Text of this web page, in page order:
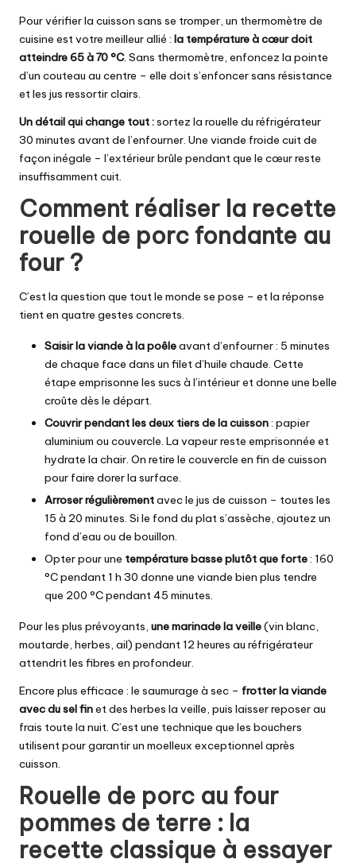
Pour vérifier la cuisson sans se tromper, un thermomètre de
cuisine est votre meilleur allié : la température à cœur doit
atteindre 65 à 70 °C. Sans thermomètre, enfoncez la pointe
d’un couteau au centre – elle doit s’enfoncer sans résistance
et les jus ressortir clairs.
Un détail qui change tout :sortez la rouelle du réfrigérateur
30 minutes avant de l’enfourner. Une viande froide cuit de
façon inégale – l’extérieur brûle pendant que le cœur reste
insuffisamment cuit.
Comment réaliser la recette
rouelle de porc fondante au
four ?
C’est la question que tout le monde se pose – et la réponse
tient en quatre gestes concrets.
Saisir la viande à la poêleavant d’enfourner : 5 minutes
de chaque face dans un filet d’huile chaude. Cette
étape emprisonne les sucs à l’intérieur et donne une belle
croûte dès le départ.
Couvrir pendant les deux tiers de la cuisson: papier
aluminium ou couvercle. La vapeur reste emprisonnée et
hydrate la chair. On retire le couvercle en fin de cuisson
pour faire dorer la surface.
Arroser régulièrementavec le jus de cuisson – toutes les
15 à 20 minutes. Si le fond du plat s’assèche, ajoutez un
fond d’eau ou de bouillon.
Opter pour une température basse plutôt que forte: 160
°C pendant 1 h 30 donne une viande bien plus tendre
que 200 °C pendant 45 minutes.
Pour les plus prévoyants, une marinade la veille(vin blanc,
moutarde, herbes, ail) pendant 12 heures au réfrigérateur
attendrit les fibres en profondeur.
Encore plus efficace : le saumurage à sec – frotter la viande
avec du sel finet des herbes la veille, puis laisser reposer au
frais toute la nuit. C’est une technique que les bouchers
utilisent pour garantir un moelleux exceptionnel après
cuisson.
Rouelle de porc au four
pommes de terre : la
recette classique à essayer